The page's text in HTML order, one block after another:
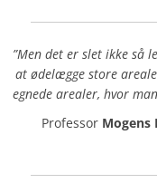
”Men det er slet ikke så
at ødelægge store
egnede arealer, hvor
Professor Mogens